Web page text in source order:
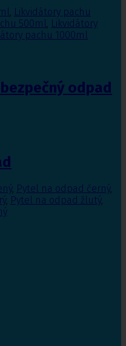
, Likvidátory pachu
500ml, Likvidátory
pachu 1000ml
odpad
, Pytel na odpad černý,
, Pytel na odpad žlutý,